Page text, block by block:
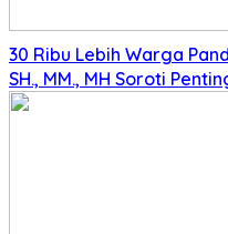
30 Ribu Lebih Warga
SH., MM., MH Soroti